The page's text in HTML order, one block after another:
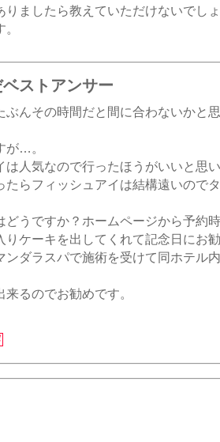
りましたら教えていただけないでし
ストアンサー
ぶんその時間だと間に合わないかと
が…。
は人気なので行ったほうがいいと思
たらフィッシュアイは結構遠いので
どうですか？ホームページから予約
りケーキを出してくれて記念日にお
ンダラスパで施術を受けて同ホテル
るのでお勧めです。